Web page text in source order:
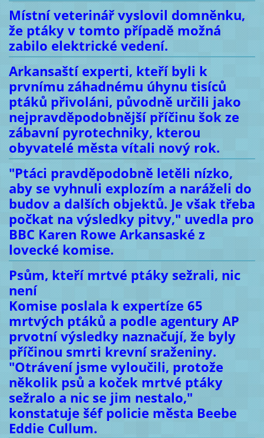
Místní veterinář vyslovil domněnku,
že ptáky v tomto případě možná
zabilo elektrické vedení.
Arkansaští experti, kteří byli k
prvnímu záhadnému úhynu tisíců
ptáků přivoláni, původně určili jako
nejpravděpodobnější příčinu šok ze
zábavní pyrotechniky, kterou
obyvatelé města vítali nový rok.
"Ptáci pravděpodobně letěli nízko,
aby se vyhnuli explozím a naráželi do
budov a dalších objektů. Je však třeba
počkat na výsledky pitvy," uvedla pro
BBC Karen Rowe Arkansaské z
lovecké komise.
Psům, kteří mrtvé ptáky sežrali, nic
není
Komise poslala k expertíze 65
mrtvých ptáků a podle agentury AP
prvotní výsledky naznačují, že byly
příčinou smrti krevní sraženiny.
"Otrávení jsme vyloučili, protože
několik psů a koček mrtvé ptáky
sežralo a nic se jim nestalo,"
konstatuje šéf policie města Beebe
Eddie Cullum.